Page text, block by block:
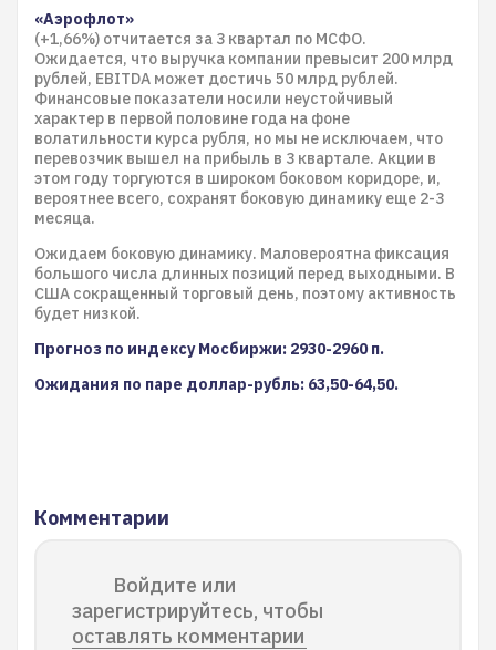
«Аэрофлот»
(+1,66%) отчитается за 3 квартал по МСФО.
Ожидается, что выручка компании превысит 200 млрд
рублей, EBITDA может достичь 50 млрд рублей.
Финансовые показатели носили неустойчивый
характер в первой половине года на фоне
волатильности курса рубля, но мы не исключаем, что
перевозчик вышел на прибыль в 3 квартале. Акции в
этом году торгуются в широком боковом коридоре, и,
вероятнее всего, сохранят боковую динамику еще 2-3
месяца.
Ожидаем боковую динамику. Маловероятна фиксация
большого числа длинных позиций перед выходными. В
США сокращенный торговый день, поэтому активность
будет низкой.
Прогноз по индексу Мосбиржи: 2930-2960 п.
Ожидания по паре доллар-рубль: 63,50-64,50.
Комментарии
Войдите или
зарегистрируйтесь, чтобы
оставлять комментарии